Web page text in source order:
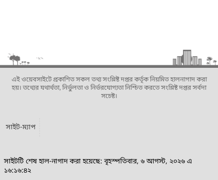
এই ওয়েবসাইটে প্রকাশিত সকল তথ্য সংশ্লিষ্ট দপ্তর কর্তৃক নিয়মিত হালনাগাদ করা
হয়। তথ্যের যথার্থতা, নির্ভুলতা ও নির্ভরযোগ্যতা নিশ্চিত করতে সংশ্লিষ্ট দপ্তর সর্বদা
সচেষ্ট।
সাইট-ম্যাপ
সাইটটি শেষ হাল-নাগাদ করা হয়েছে: বৃহস্পতিবার, ৬ আগস্ট, ২০২৬ এ
১৬:১৬:৪২